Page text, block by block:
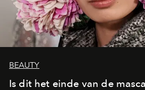
BEAUTY
Is dit het einde van de